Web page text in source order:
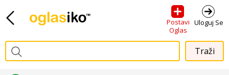
Postavi
Oglas
Uloguj Se